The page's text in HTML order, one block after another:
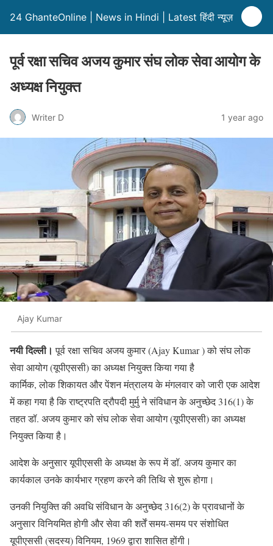
24 GhanteOnline | News in Hindi | Latest हिंदी न्यूज़
पूर्व रक्षा सचिव अजय कुमार संघ लोक सेवा आयोग के
अध्यक्ष नियुक्त
Writer D 1 year ago
Ajay Kumar
नयी दिल्ली। पूर्व रक्षा सचिव अजय कुमार (Ajay Kumar ) को संघ लोक
सेवा आयोग (यूपीएससी) का अध्यक्ष नियुक्त किया गया है
कार्मिक, लोक शिकायत और पेंशन मंत्रालय के मंगलवार को जारी एक आदेश
में कहा गया है कि राष्ट्रपति द्रौपदी मुर्मु ने संविधान के अनुच्छेद 316(1) के
तहत डॉ. अजय कुमार को संघ लोक सेवा आयोग (यूपीएससी) का अध्यक्ष
नियुक्त किया है।
आदेश के अनुसार यूपीएससी के अध्यक्ष के रूप में डॉ. अजय कुमार का
कार्यकाल उनके कार्यभार ग्रहण करने की तिथि से शुरू होगा।
उनकी नियुक्ति की अवधि संविधान के अनुच्छेद 316(2) के प्रावधानों के
अनुसार विनियमित होगी और सेवा की शर्तें समय-समय पर संशोधित
यूपीएससी (सदस्य) विनियम, 1969 द्वारा शासित होंगी।